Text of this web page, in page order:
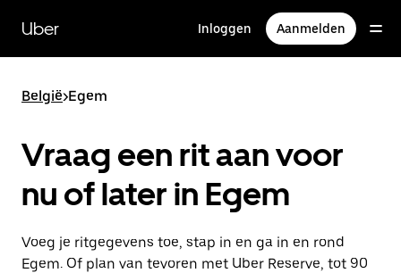
naar
hoofdinhoud
Uber Inloggen Aanmelden
België>Egem
Vraag een rit aan voor
nu of later in Egem
Voeg je ritgegevens toe, stap in en ga in en rond
Egem. Of plan van tevoren met Uber Reserve, tot 90